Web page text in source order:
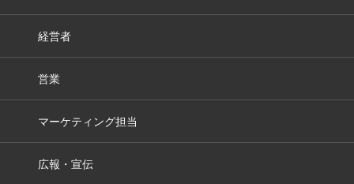
経営者
営業
マーケティング担当
広報・宣伝